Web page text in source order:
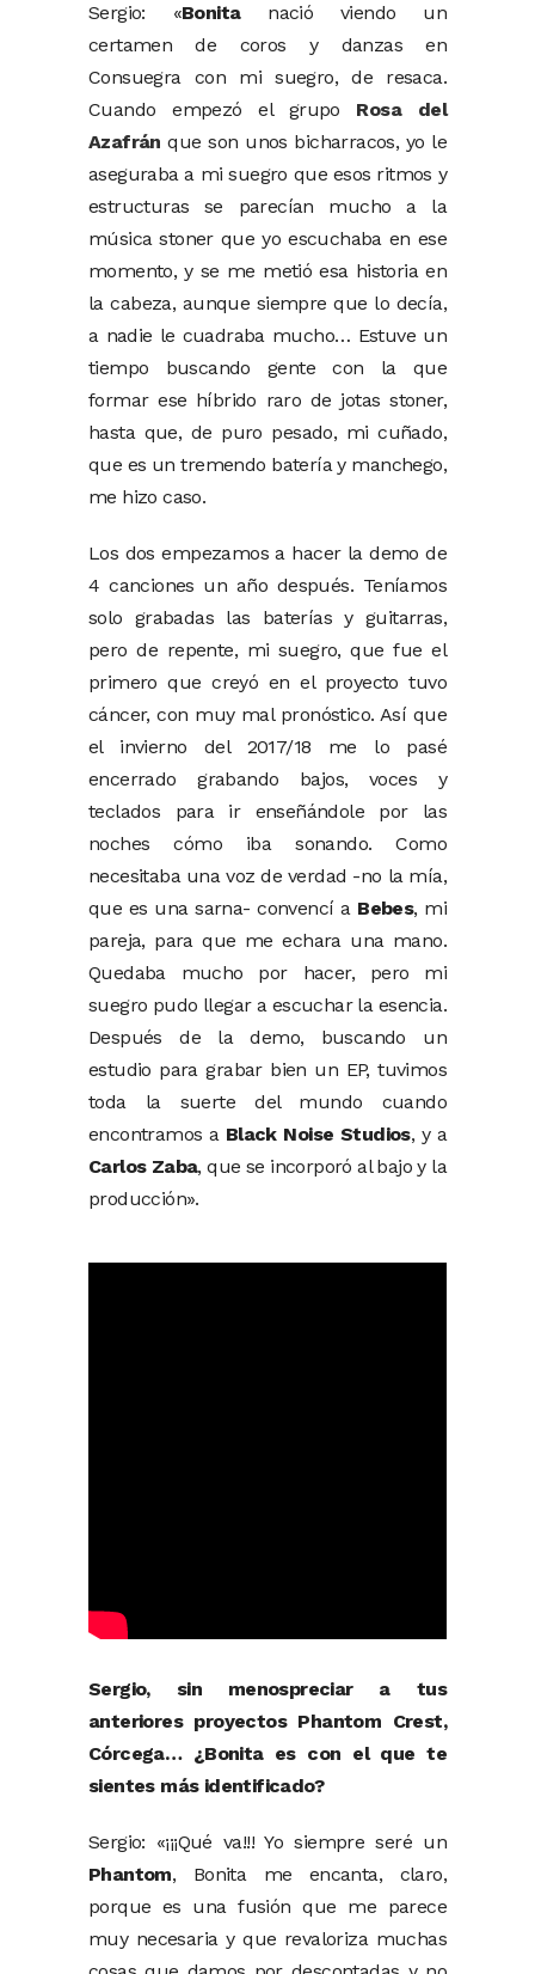
Sergio: «Bonitanació viendo un
certamen de coros y danzas en
Consuegra con mi suegro, de resaca.
Cuando empezó el grupo Rosa del
Azafrán que son unos bicharracos, yo le
aseguraba a mi suegro que esos ritmos y
estructuras se parecían mucho a la
música stoner que yo escuchaba en ese
momento, y se me metió esa historia en
la cabeza, aunque siempre que lo decía,
a nadie le cuadraba mucho… Estuve un
tiempo buscando gente con la que
formar ese híbrido raro de jotas stoner,
hasta que, de puro pesado, mi cuñado,
que es un tremendo batería y manchego,
me hizo caso.
Los dos empezamos a hacer la demo de
4 canciones un año después. Teníamos
solo grabadas las baterías y guitarras,
pero de repente, mi suegro, que fue el
primero que creyó en el proyecto tuvo
cáncer, con muy mal pronóstico. Así que
el invierno del 2017/18 me lo pasé
encerrado grabando bajos, voces y
teclados para ir enseñándole por las
noches cómo iba sonando. Como
necesitaba una voz de verdad -no la mía,
que es una sarna- convencí a Bebes, mi
pareja, para que me echara una mano.
Quedaba mucho por hacer, pero mi
suegro pudo llegar a escuchar la esencia.
Después de la demo, buscando un
estudio para grabar bien un EP, tuvimos
toda la suerte del mundo cuando
encontramos a Black Noise Studios, y a
Carlos Zaba, que se incorporó al bajo y la
producción».
Sergio, sin menospreciar a tus
anteriores proyectos Phantom Crest,
Córcega… ¿Bonita es con el que te
sientes más identificado?
Sergio: «¡¡¡Qué va!!! Yo siempre seré un
Phantom, Bonita me encanta, claro,
porque es una fusión que me parece
muy necesaria y que revaloriza muchas